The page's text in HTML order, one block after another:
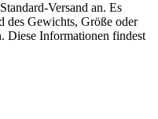
Versand an. Es
des Gewichts, Größe oder
Diese Informationen findest